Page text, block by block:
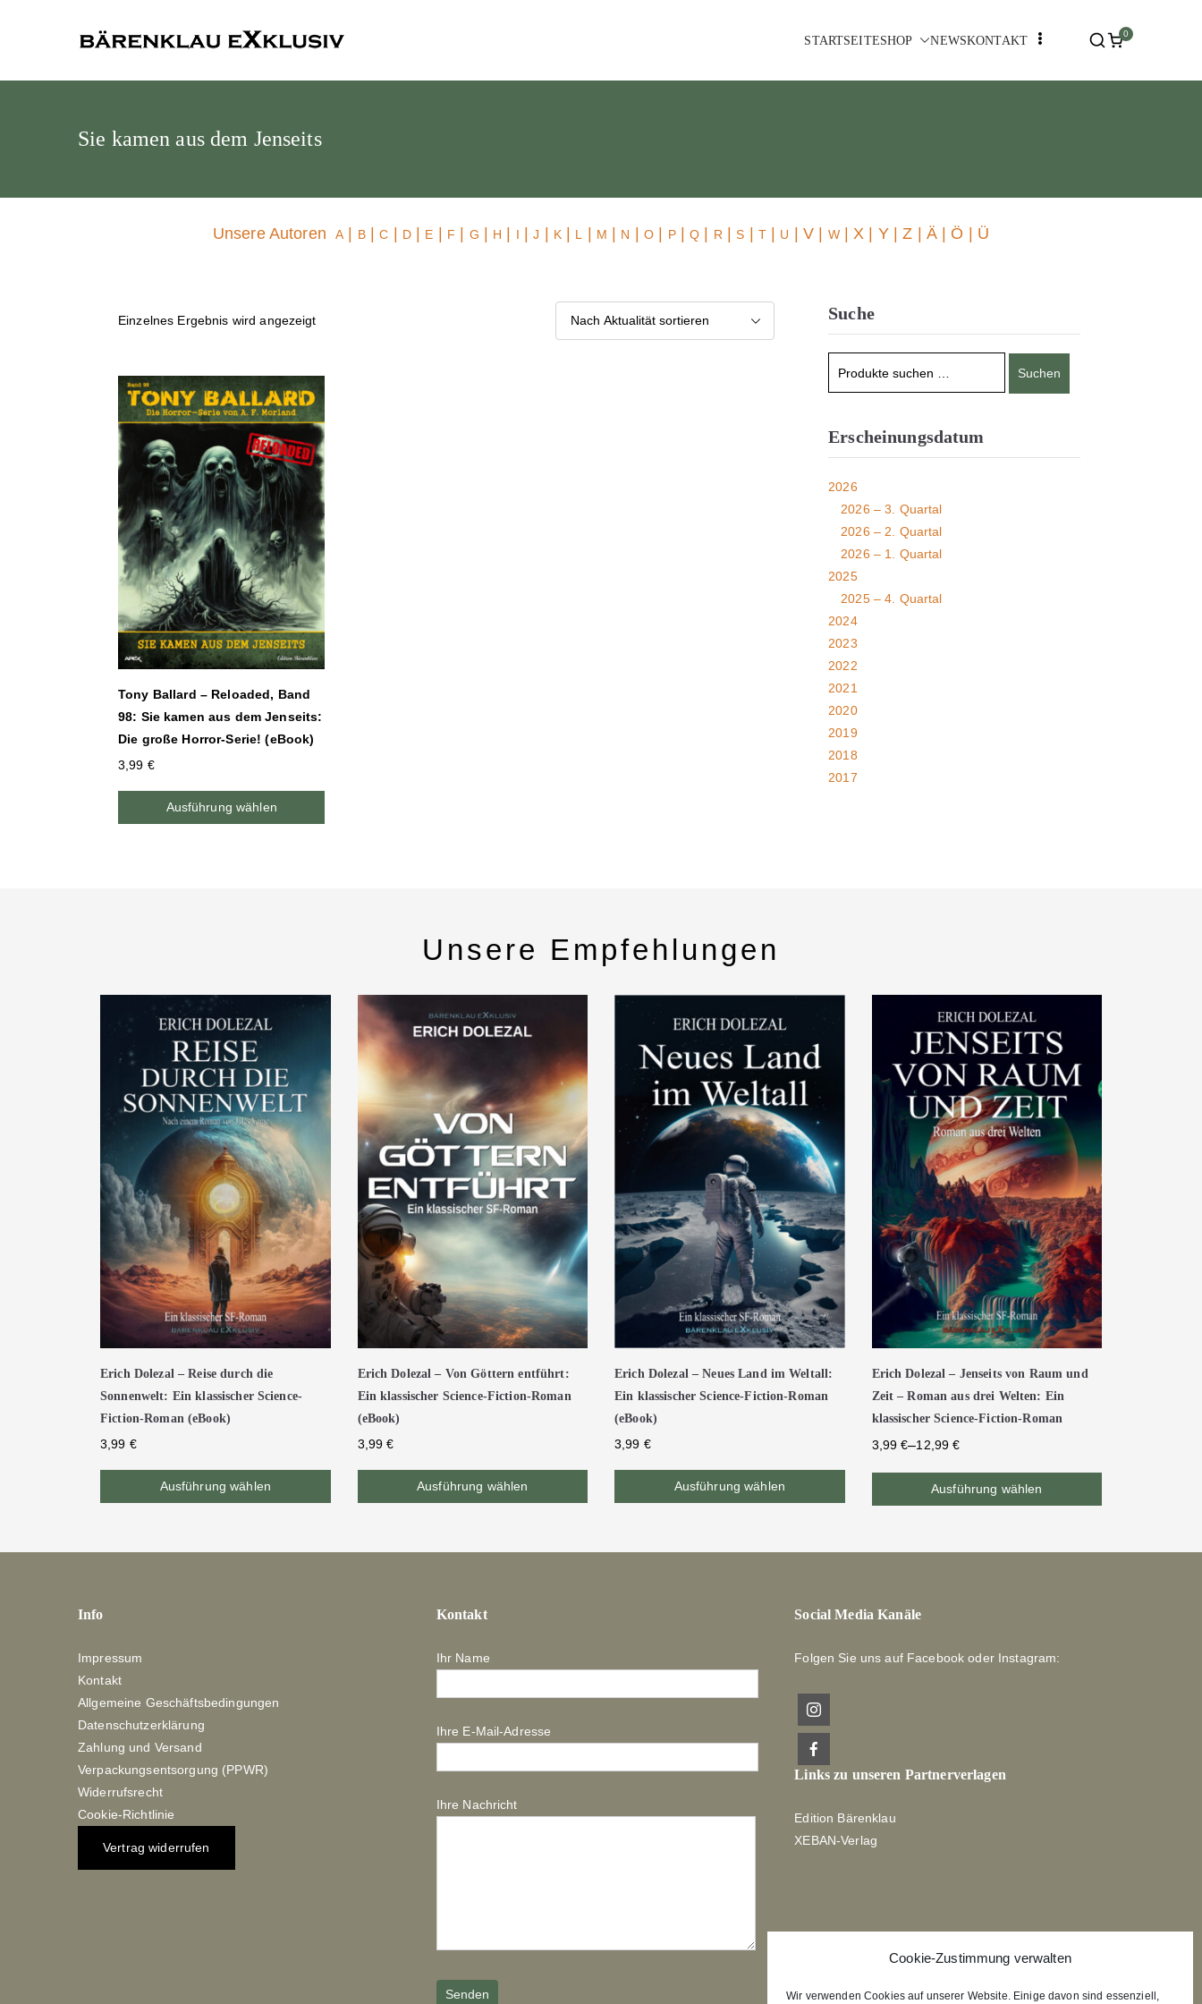
Cookie-Zustimmung verwalten
Wir verwenden Cookies auf unserer Website. Einige davon sind essenziell,
STARTSEITESHOP NEWSKONTAKT 0
Sie kamen aus dem Jenseits
Unsere AutorenA| B|C D E F G H I |J K| L M N |O P|Q R|S T U | V | W| X | Y | Z | Ä | Ö | Ü
Einzelnes Ergebnis wird angezeigt
Tony Ballard – Reloaded, Band
98: Sie kamen aus dem Jenseits:
Die große Horror-Serie! (eBook)
3,99 €
Ausführung wählen
Suche
Suchen
Erscheinungsdatum
2026
2026 – 3. Quartal
2026 – 2. Quartal
2026 – 1. Quartal
2025
2025 – 4. Quartal
2024
2023
2022
2021
2020
2019
2018
2017
Unsere Empfehlungen
Erich Dolezal – Reise durch die
Sonnenwelt: Ein klassischer Science-
Fiction-Roman (eBook)
3,99 €
Ausführung wählen
Erich Dolezal – Von Göttern entführt:
Ein klassischer Science-Fiction-Roman
(eBook)
3,99€
Ausführung wählen
Erich Dolezal – Neues Land im Weltall:
Ein klassischer Science-Fiction-Roman
(eBook)
3,99 €
Ausführung wählen
Erich Dolezal – Jenseits von Raum und
Zeit – Roman aus drei Welten: Ein
klassischer Science-Fiction-Roman
3,99€–12,99€
Ausführung wählen
Info
Impressum
Kontakt
Allgemeine Geschäftsbedingungen
Datenschutzerklärung
Zahlung und Versand
Verpackungsentsorgung (PPWR)
Widerrufsrecht
Cookie-Richtlinie
Vertrag widerrufen
Kontakt
Ihr Name
Ihre E-Mail-Adresse
Ihre Nachricht
Social Media Kanäle
Folgen Sie uns auf Facebook oder Instagram:
Links zu unseren Partnerverlagen
Edition Bärenklau
XEBAN-Verlag